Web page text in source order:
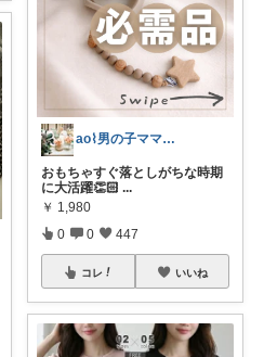
ao⌇男の子ママの暮らし
おもちゃすぐ落としがちな時期
に大活躍👏🏻 ...
￥ 1,980
0 0 447
コレ いいね